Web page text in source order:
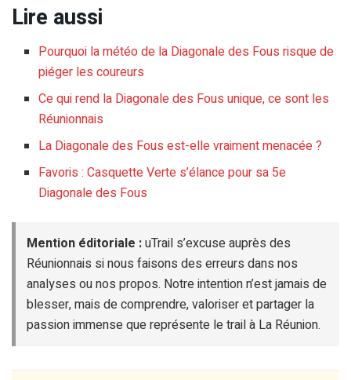
Lire aussi
Pourquoi la météo de la Diagonale des Fous risque de
piéger les coureurs
Ce qui rend la Diagonale des Fous unique, ce sont les
Réunionnais
La Diagonale des Fous est-elle vraiment menacée ?
Favoris : Casquette Verte s’élance pour sa 5e
Diagonale des Fous
Mention éditoriale :uTrail s’excuse auprès des
Réunionnais si nous faisons des erreurs dans nos
analyses ou nos propos. Notre intention n’est jamais de
blesser, mais de comprendre, valoriser et partager la
passion immense que représente le trail à La Réunion.